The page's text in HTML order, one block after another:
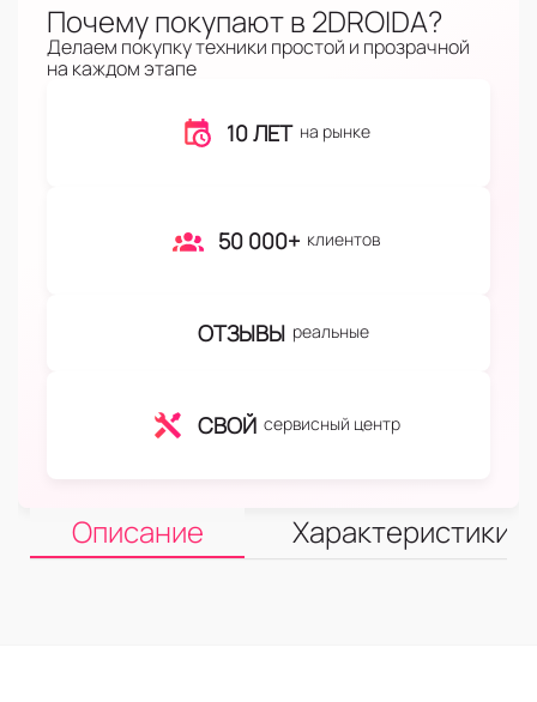
Почему покупают в 2DROIDA?
Делаем покупку техники простой и прозрачной
на каждом этапе
10 ЛЕТ на рынке
50 000+ клиентов
ОТЗЫВЫ реальные
СВОЙ сервисный центр
Описание Характеристики